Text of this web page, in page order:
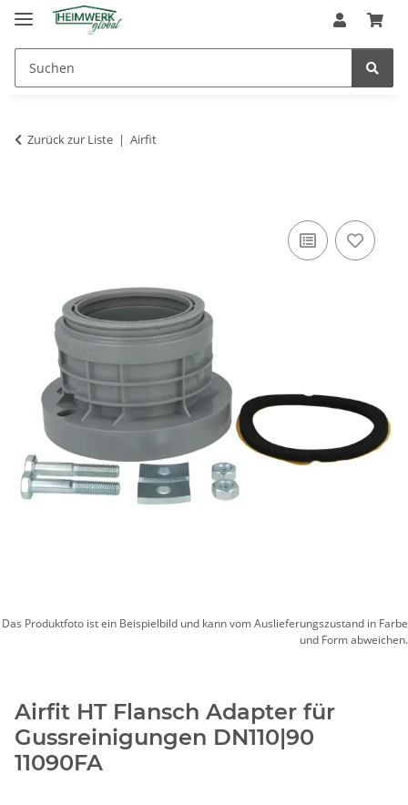
Zurück zur Liste Airfit
Das Produktfoto ist ein Beispielbild und kann vom Auslieferungszustand in Farbe
und Form abweichen.
Airfit HT Flansch Adapter für
Gussreinigungen DN110|90
11090FA